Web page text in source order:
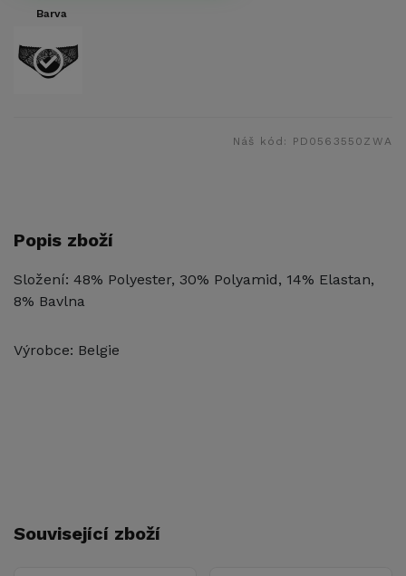
Barva
Náš kód: PD0563550ZWA
Popis zboží
Složení: 48% Polyester, 30% Polyamid, 14% Elastan,
8% Bavlna
Výrobce: Belgie
Související zboží